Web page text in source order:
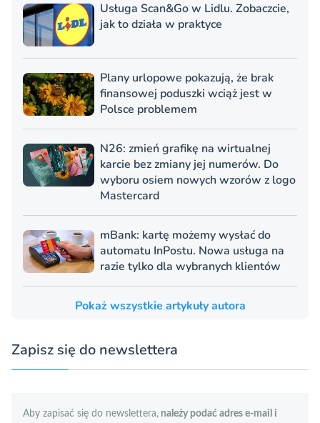
Usługa Scan&Go w Lidlu. Zobaczcie,
jak to działa w praktyce
Plany urlopowe pokazują, że brak
finansowej poduszki wciąż jest w
Polsce problemem
N26: zmień grafikę na wirtualnej
karcie bez zmiany jej numerów. Do
wyboru osiem nowych wzorów z logo
Mastercard
mBank: kartę możemy wysłać do
automatu InPostu. Nowa usługa na
razie tylko dla wybranych klientów
Pokaż wszystkie artykuły autora
Zapisz się do newslettera
Aby zapisać się do newslettera, należy podać adres e-mail i